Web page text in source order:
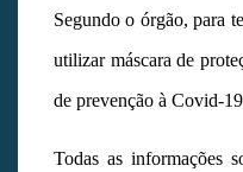
Segundo o órgão, para
utilizar máscara de
de prevenção à Covid-
Todas as informações